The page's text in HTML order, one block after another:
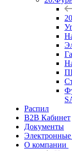
Распил
B2B Кабинет
Документы
Электронные
О компании